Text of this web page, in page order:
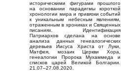
историческими фигурами прошлого
на основании парадигмы короткой
хронологии мира и привязки событий
к уникальным небесным явлениям,
отраженным в хрониках и Священных
писаниях. Идентификация
Патриархов сделана на основе
анализа данных генеалогических
деревьев Иисуса Христа от Луки,
Матфея, мозаик Церкви Хора,
генеалогии Пророка Мухаммеда и
списков царей Великой Болгарии.
21.07–27.08.2020.